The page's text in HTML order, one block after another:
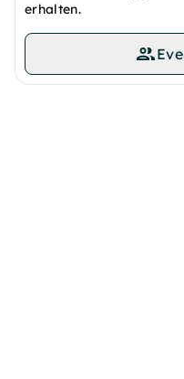
erhalten.